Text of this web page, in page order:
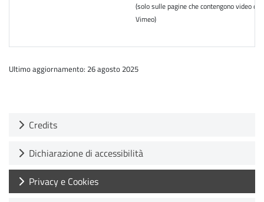
(solo sulle pagine che contengono video di
Vimeo)
Ultimo aggiornamento: 26 agosto 2025
Credits
Dichiarazione di accessibilità
Privacy e Cookies